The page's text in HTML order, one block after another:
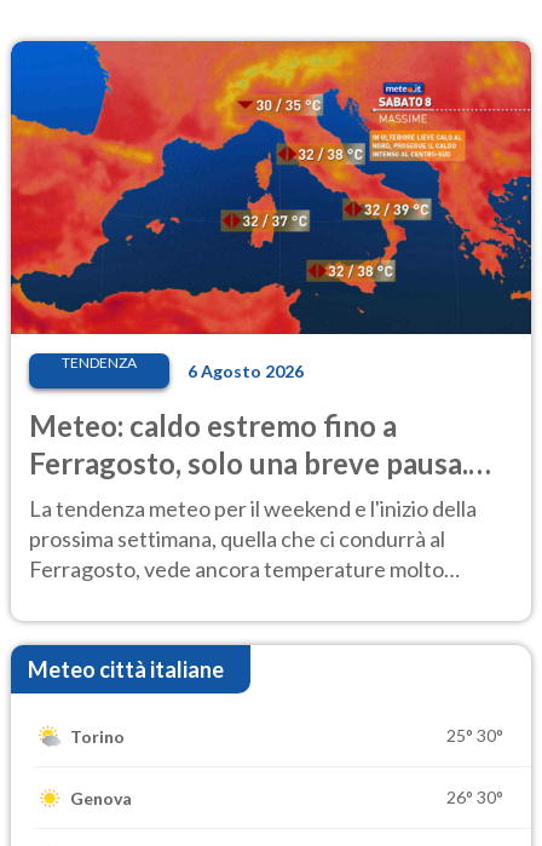
TENDENZA 6 Agosto 2026
Meteo: caldo estremo fino a
Ferragosto, solo una breve pausa.
Ecco dove
La tendenza meteo per il weekend e l'inizio della
prossima settimana, quella che ci condurrà al
Ferragosto, vede ancora temperature molto
Meteo città italiane
Torino 25° 30°
Genova 26° 30°